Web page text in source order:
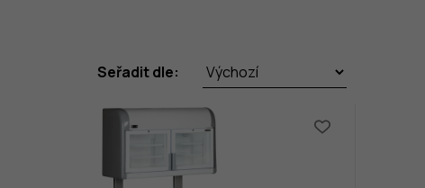
Seřadit dle: